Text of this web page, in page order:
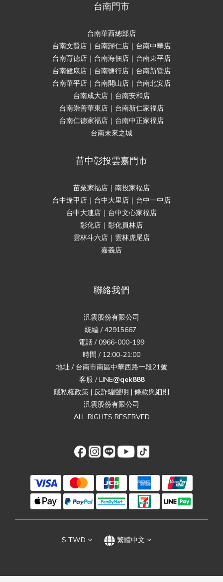
台南門市
台南華西總部店
台南文賢店｜台南歸仁店｜台南中華店
台南育德店｜台南海佃店｜台南東平店
台南健康店｜台南鹽行店｜台南新營店
台南華平店｜台南開山店｜台南北安店
台南成大店｜台南安和店
台南崇善華東店｜台南新仁家福店
台南仁德家福店｜台南中正家福店
台南未來之城
苗中彰投雲嘉門市
苗栗家福店｜南投家福店
台中逢甲店｜台中大里店｜台中一中店
台中大連店｜台中文心家福店
彰化店｜彰化員林店
雲林斗六店｜雲林虎尾店
嘉義店
聯絡我們
汎雲股份有限公司
統編 / 42915667
電話 / 0966-000-199
時間 / 12:00-21:00
地址 / 台南市南區中華西路一段21號
客服 / LINE@qek888
隱私權政策 | 反詐騙聲明 | 條款與細則
汎雲股份有限公司
ALL RIGHTS RESERVED
$ TWD 繁體中文